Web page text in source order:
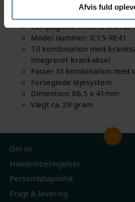
Afvis fuld
Campagnolo Record/
Model nummer: IC15-RE41
Til kombination med
integreret krankaksel
Passer til kombination
Forseglede lejesystem
Dimention: 86,5 x 41mm
Vægt ca. 29 gram
Om os
Handelsbetingelser
Persondatapolitik
Fragt & levering